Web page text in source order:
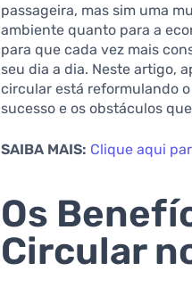
passageira, mas sim uma
ambiente quanto para a
para que cada vez mais
seu dia a dia. Neste artigo,
circular está reformulando
sucesso e os obstáculos
SAIBA MAIS: Clique aqui
Os
Circular